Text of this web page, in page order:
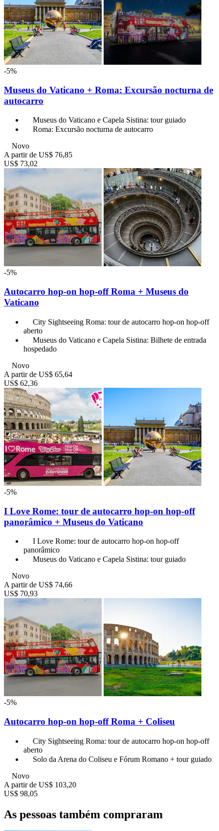
-5%
Museus do Vaticano + Roma: Excursão nocturna de
autocarro
Museus do Vaticano e Capela Sistina: tour guiado
Roma: Excursão nocturna de autocarro
Novo
A partir de US$ 76,85
US$ 73,02
-5%
Autocarro hop-on hop-off Roma + Museus do
Vaticano
City Sightseeing Roma: tour de autocarro hop-on hop-off
aberto
Museus do Vaticano e Capela Sistina: Bilhete de entrada
hospedado
Novo
A partir de US$ 65,64
US$ 62,36
-5%
I Love Rome: tour de autocarro hop-on hop-off
panorâmico + Museus do Vaticano
I Love Rome: tour de autocarro hop-on hop-off
panorâmico
Museus do Vaticano e Capela Sistina: tour guiado
Novo
A partir de US$ 74,66
US$ 70,93
-5%
Autocarro hop-on hop-off Roma + Coliseu
City Sightseeing Roma: tour de autocarro hop-on hop-off
aberto
Solo da Arena do Coliseu e Fórum Romano + tour guiado
Novo
A partir de US$ 103,20
US$ 98,05
As pessoas também compraram